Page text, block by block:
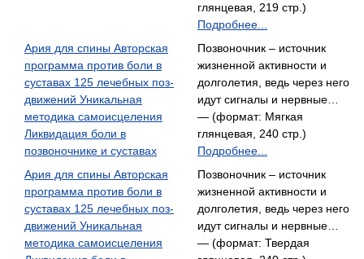
глянцевая, 219 стр.)
Подробнее...
Ария для спины Авторская
программа против боли в
суставах 125 лечебных поз-
движений Уникальная
методика самоисцеления
Ликвидация боли в
позвоночнике и суставах
Позвоночник – источник
жизненной активности и
долголетия, ведь через него
идут сигналы и нервные…
— (формат: Мягкая
глянцевая, 240 стр.)
Подробнее...
Ария для спины Авторская
программа против боли в
суставах 125 лечебных поз-
движений Уникальная
методика самоисцеления
Позвоночник – источник
жизненной активности и
долголетия, ведь через него
идут сигналы и нервные…
— (формат: Твердая